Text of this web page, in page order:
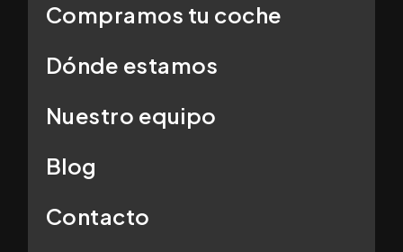
Compramos tu coche
Dónde estamos
Nuestro equipo
Blog
Contacto